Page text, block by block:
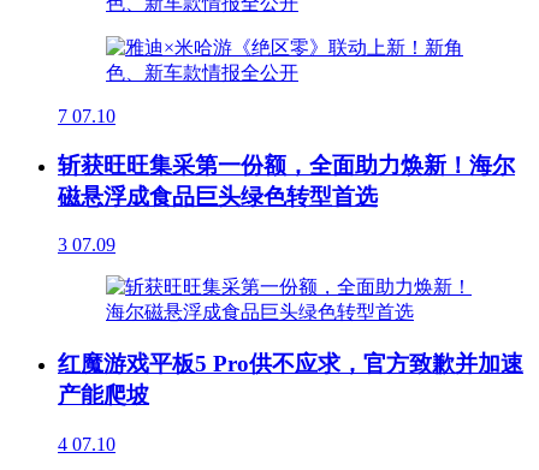
7 07.10
斩获旺旺集采第一份额，全面助力焕新！海尔
磁悬浮成食品巨头绿色转型首选
3 07.09
红魔游戏平板5 Pro供不应求，官方致歉并加速
产能爬坡
4 07.10